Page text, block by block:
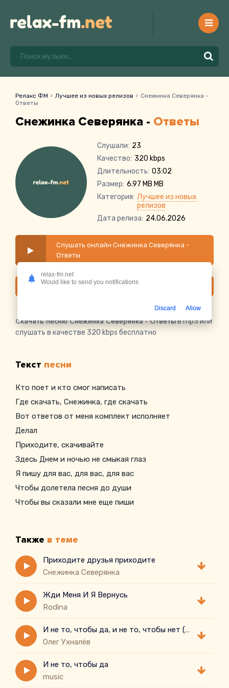
Релакс ФМ Лучшее из новых релизов
Снежинка Северянка -
Ответы
Снежинка Северянка - Ответы
Слушали: 23
Качество: 320 kbps
Длительность: 03:02
Размер: 6.97 MB MB
Категория: Лучшее из новых
релизов
Дата релиза: 24.06.2026
Слушать онлайн Снежинка Северянка -
Ответы
Скачать
Скачать песню Снежинка Северянка - Ответыв mp3 или
слушать в качестве 320 kbps бесплатно
Текст песни
Кто поет и кто смог написать
Где скачать, Снежинка, где скачать
Вот ответов от меня комплект исполняет
Делал
Приходите, скачивайте
Здесь Днем и ночью не смыкая глаз
Я пишу для вас, для вас, для вас
Чтобы долетела песня до души
Чтобы вы сказали мне еще пиши
Также в теме
Приходите друзья приходите
Снежинка Северянка
Жди Меня И Я Вернусь
Rodina
И не то, чтобы да, и не то, чтобы нет ( cover)
Олег Ухналёв
И не то, чтобы да
music
relax-fm.net
Would like to send you notifications
Discard Allow